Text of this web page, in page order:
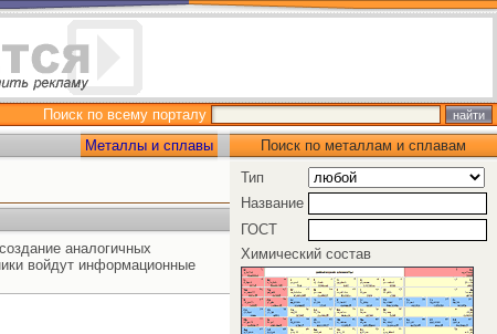
Поиск по всему порталу
Металлы и сплавы
аналогичных
войдут информационные
Поиск по металлам и сплавам
Тип
Название
ГОСТ
Химический состав